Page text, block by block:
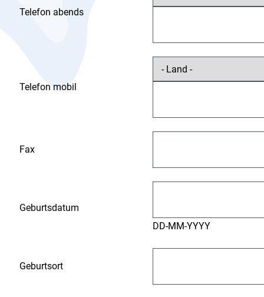
Telefon abends
Telefon mobil
Fax
Geburtsdatum
DD-MM-YYYY
Geburtsort